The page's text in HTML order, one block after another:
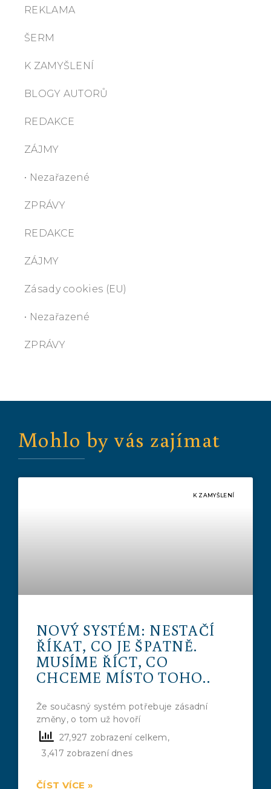
REKLAMA
ŠERM
K ZAMYŠLENÍ
BLOGY AUTORŮ
REDAKCE
ZÁJMY
• Nezařazené
ZPRÁVY
REDAKCE
ZÁJMY
Zásady cookies (EU)
• Nezařazené
ZPRÁVY
Mohlo by vás zajímat
K ZAMYŠLENÍ
NOVÝ SYSTÉM: NESTAČÍ
ŘÍKAT, CO JE ŠPATNĚ.
MUSÍME ŘÍCT, CO
CHCEME MÍSTO TOHO..
Že současný systém potřebuje zásadní
změny, o tom už hovoří
27,927 zobrazení celkem,
3,417 zobrazení dnes
ČÍST VÍCE »